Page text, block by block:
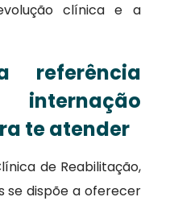
clínica e a
referência
internação
te atender
de Reabilitação,
se dispõe a oferecer